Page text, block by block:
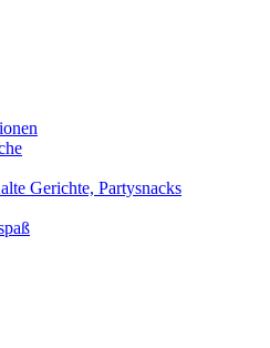
Gerichte, Partysnacks